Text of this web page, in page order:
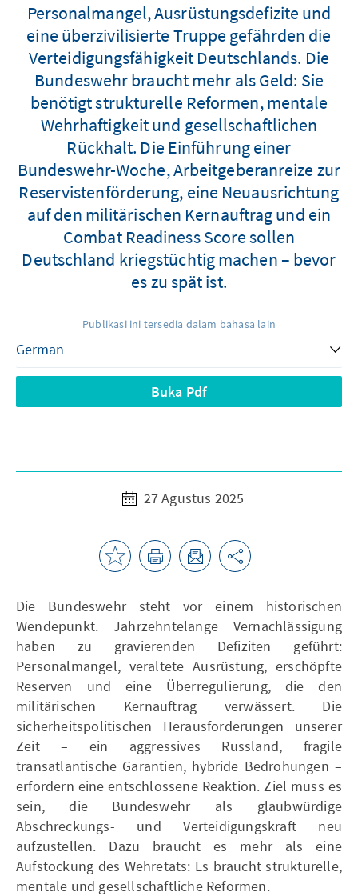
Personalmangel, Ausrüstungsdefizite und
eine überzivilisierte Truppe gefährden die
Verteidigungsfähigkeit Deutschlands. Die
Bundeswehr braucht mehr als Geld: Sie
benötigt strukturelle Reformen, mentale
Wehrhaftigkeit und gesellschaftlichen
Rückhalt. Die Einführung einer
Bundeswehr-Woche, Arbeitgeberanreize zur
Reservistenförderung, eine Neuausrichtung
auf den militärischen Kernauftrag und ein
Combat Readiness Score sollen
Deutschland kriegstüchtig machen – bevor
es zu spät ist.
Publikasi ini tersedia dalam bahasa lain
Buka Pdf
27 Agustus 2025
Die Bundeswehr steht vor einem historischen
Wendepunkt. Jahrzehntelange Vernachlässigung
haben zu gravierenden Defiziten geführt:
Personalmangel, veraltete Ausrüstung, erschöpfte
Reserven und eine Überregulierung, die den
militärischen Kernauftrag verwässert. Die
sicherheitspolitischen Herausforderungen unserer
Zeit – ein aggressives Russland, fragile
transatlantische Garantien, hybride Bedrohungen –
erfordern eine entschlossene Reaktion. Ziel muss es
sein, die Bundeswehr als glaubwürdige
Abschreckungs- und Verteidigungskraft neu
aufzustellen. Dazu braucht es mehr als eine
Aufstockung des Wehretats: Es braucht strukturelle,
mentale und gesellschaftliche Reformen.